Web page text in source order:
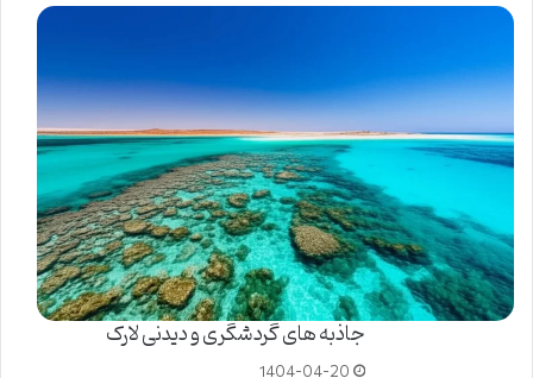
جاذبه های گردشگری و دیدنی لارک